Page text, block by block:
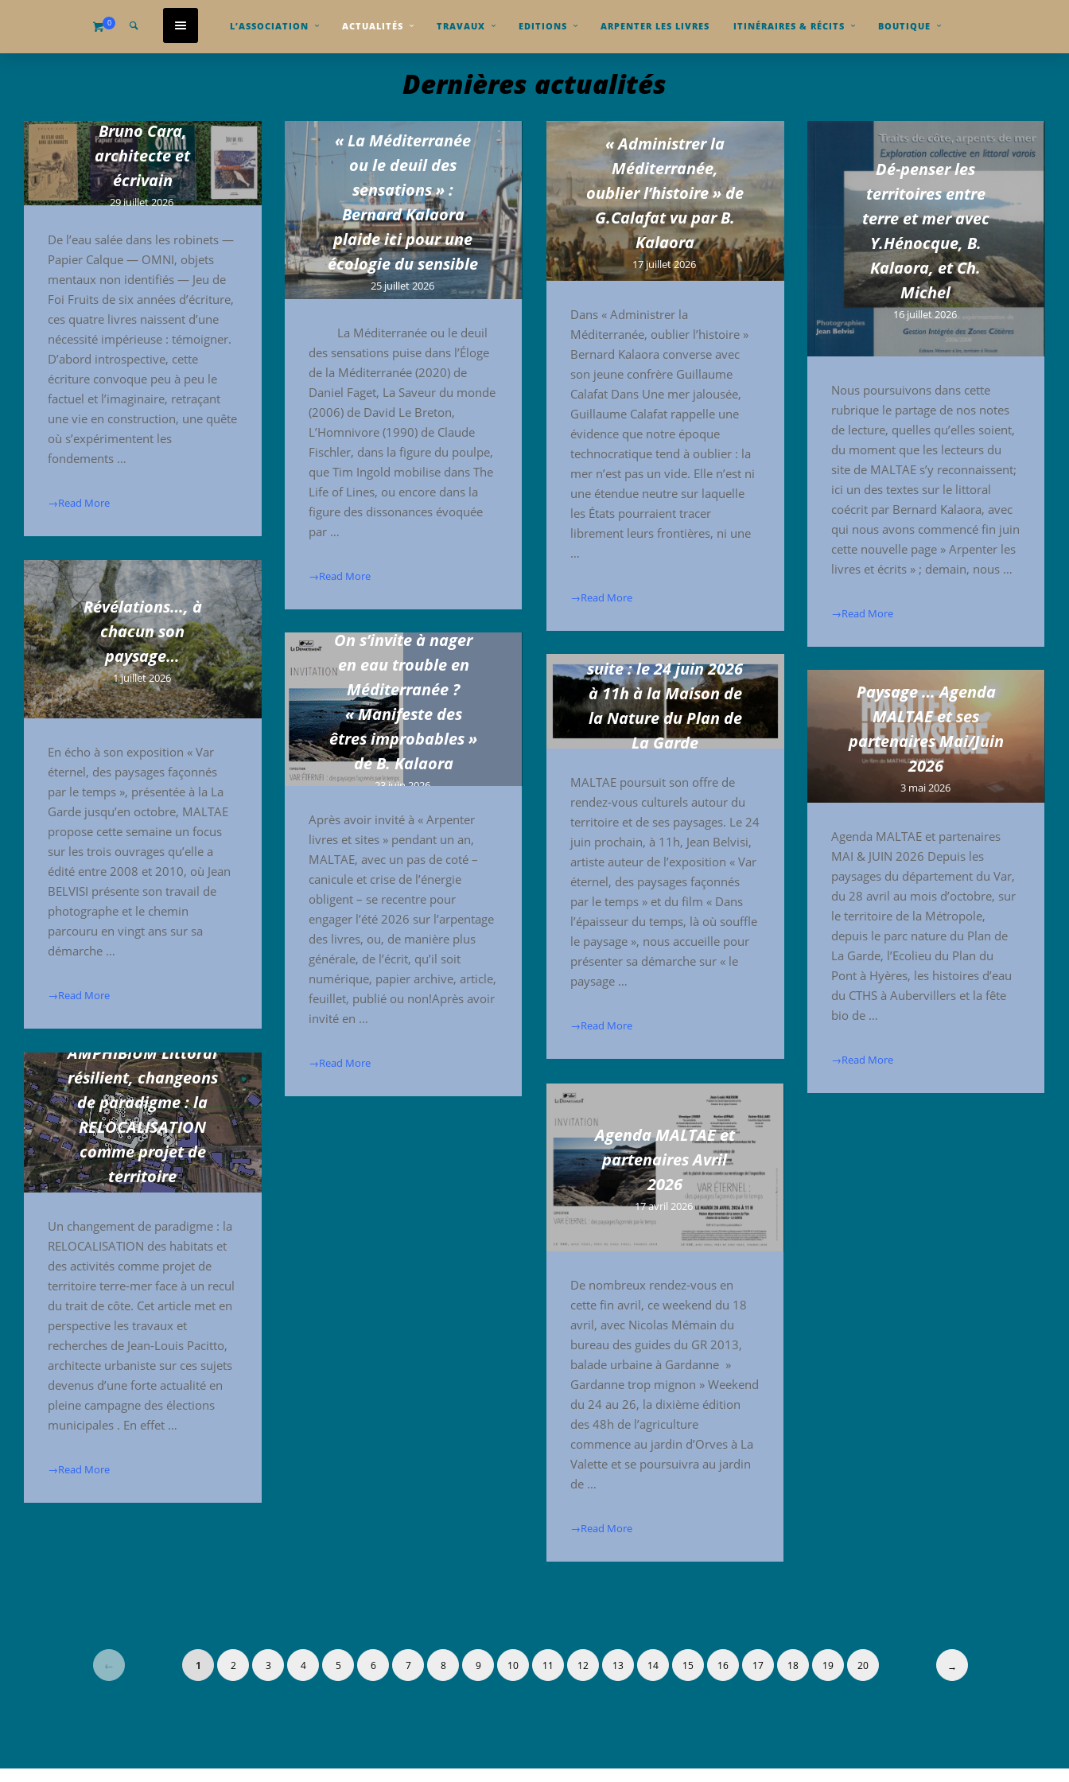
0 L’ASSOCIATION ACTUALITÉS TRAVAUX EDITIONS ARPENTER LES LIVRES ITINÉRAIRES & RÉCITS BOUTIQUE
Dernières actualités
Bruno Cara,
architecte et
écrivain
29 juillet 2026
De l’eau salée dans les robinets —
Papier Calque — OMNI, objets
mentaux non identifiés — Jeu de
Foi Fruits de six années d’écriture,
ces quatre livres naissent d’une
nécessité impérieuse : témoigner.
D’abord introspective, cette
écriture convoque peu à peu le
factuel et l’imaginaire, retraçant
une vie en construction, une quête
où s’expérimentent les
fondements …
→Read More
« La Méditerranée
ou le deuil des
sensations » :
Bernard Kalaora
plaide ici pour une
écologie du sensible
25 juillet 2026
La Méditerranée ou le deuil
des sensations puise dans l’Éloge
de la Méditerranée (2020) de
Daniel Faget, La Saveur du monde
(2006) de David Le Breton,
L’Homnivore (1990) de Claude
Fischler, dans la figure du poulpe,
que Tim Ingold mobilise dans The
Life of Lines, ou encore dans la
figure des dissonances évoquée
par …
→Read More
« Administrer la
Méditerranée,
oublier l’histoire » de
G.Calafat vu par B.
Kalaora
17 juillet 2026
Dans « Administrer la
Méditerranée, oublier l’histoire »
Bernard Kalaora converse avec
son jeune confrère Guillaume
Calafat Dans Une mer jalousée,
Guillaume Calafat rappelle une
évidence que notre époque
technocratique tend à oublier : la
mer n’est pas un vide. Elle n’est ni
une étendue neutre sur laquelle
les États pourraient tracer
librement leurs frontières, ni une
…
→Read More
Dé-penser les
territoires entre
terre et mer avec
Y.Hénocque, B.
Kalaora, et Ch.
Michel
16 juillet 2026
Nous poursuivons dans cette
rubrique le partage de nos notes
de lecture, quelles qu’elles soient,
du moment que les lecteurs du
site de MALTAE s’y reconnaissent;
ici un des textes sur le littoral
coécrit par Bernard Kalaora, avec
qui nous avons commencé fin juin
cette nouvelle page » Arpenter les
livres et écrits » ; demain, nous …
→Read More
Révélations…, à
chacun son
paysage…
1 juillet 2026
En écho à son exposition « Var
éternel, des paysages façonnés
par le temps », présentée à la La
Garde jusqu’en octobre, MALTAE
propose cette semaine un focus
sur les trois ouvrages qu’elle a
édité entre 2008 et 2010, où Jean
BELVISI présente son travail de
photographe et le chemin
parcouru en vingt ans sur sa
démarche …
→Read More
On s’invite à nager
en eau trouble en
Méditerranée ?
« Manifeste des
êtres improbables »
de B. Kalaora
23 juin 2026
Après avoir invité à « Arpenter
livres et sites » pendant un an,
MALTAE, avec un pas de coté –
canicule et crise de l’énergie
obligent – se recentre pour
engager l’été 2026 sur l’arpentage
des livres, ou, de manière plus
générale, de l’écrit, qu’il soit
numérique, papier archive, article,
feuillet, publié ou non!Après avoir
invité en …
→Read More
suite : le 24 juin 2026
à 11h à la Maison de
la Nature du Plan de
La Garde
MALTAE poursuit son offre de
rendez-vous culturels autour du
territoire et de ses paysages. Le 24
juin prochain, à 11h, Jean Belvisi,
artiste auteur de l’exposition « Var
éternel, des paysages façonnés
par le temps » et du film « Dans
l’épaisseur du temps, là où souffle
le paysage », nous accueille pour
présenter sa démarche sur « le
paysage …
→Read More
Paysage … Agenda
MALTAE et ses
partenaires Mai/Juin
2026
3 mai 2026
Agenda MALTAE et partenaires
MAI & JUIN 2026 Depuis les
paysages du département du Var,
du 28 avril au mois d’octobre, sur
le territoire de la Métropole,
depuis le parc nature du Plan de
La Garde, l’Ecolieu du Plan du
Pont à Hyères, les histoires d’eau
du CTHS à Aubervillers et la fête
bio de …
→Read More
AMPHIBIUM Littoral
résilient, changeons
de paradigme : la
RELOCALISATION
comme projet de
territoire
Un changement de paradigme : la
RELOCALISATION des habitats et
des activités comme projet de
territoire terre-mer face à un recul
du trait de côte. Cet article met en
perspective les travaux et
recherches de Jean-Louis Pacitto,
architecte urbaniste sur ces sujets
devenus d’une forte actualité en
pleine campagne des élections
municipales . En effet …
→Read More
Agenda MALTAE et
partenaires Avril
2026
17 avril 2026
De nombreux rendez-vous en
cette fin avril, ce weekend du 18
avril, avec Nicolas Mémain du
bureau des guides du GR 2013,
balade urbaine à Gardanne »
Gardanne trop mignon » Weekend
du 24 au 26, la dixième édition
des 48h de l’agriculture
commence au jardin d’Orves à La
Valette et se poursuivra au jardin
de …
→Read More
← 1 2 3 4 5 6 7 8 9 10 11 12 13 14 15 16 17 18 19 20 →